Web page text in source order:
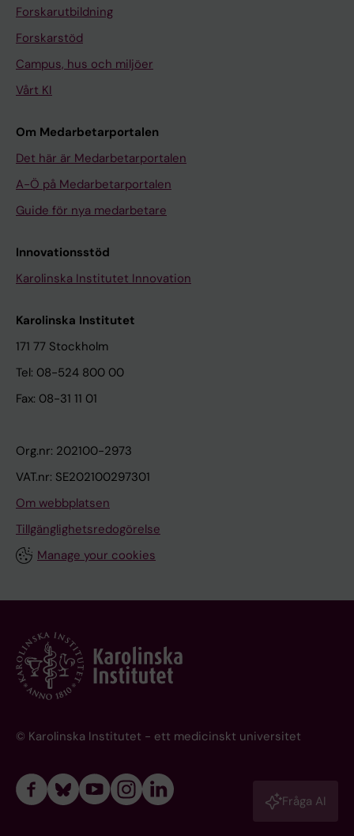
Forskarutbildning
Forskarstöd
Campus, hus och miljöer
Vårt KI
Om Medarbetarportalen
Det här är Medarbetarportalen
A-Ö på Medarbetarportalen
Guide för nya medarbetare
Innovationsstöd
Karolinska Institutet Innovation
Karolinska Institutet
171 77 Stockholm
Tel: 08-524 800 00
Fax: 08-31 11 01
Org.nr: 202100-2973
VAT.nr: SE202100297301
Om webbplatsen
Tillgänglighetsredogörelse
Manage your cookies
© Karolinska Institutet - ett medicinskt universitet
Fråga AI